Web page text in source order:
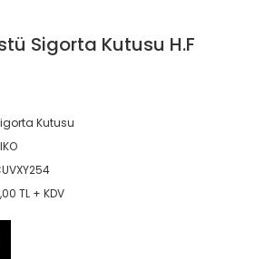
Sigorta Kutusu H.F
Kutusu
TL + KDV